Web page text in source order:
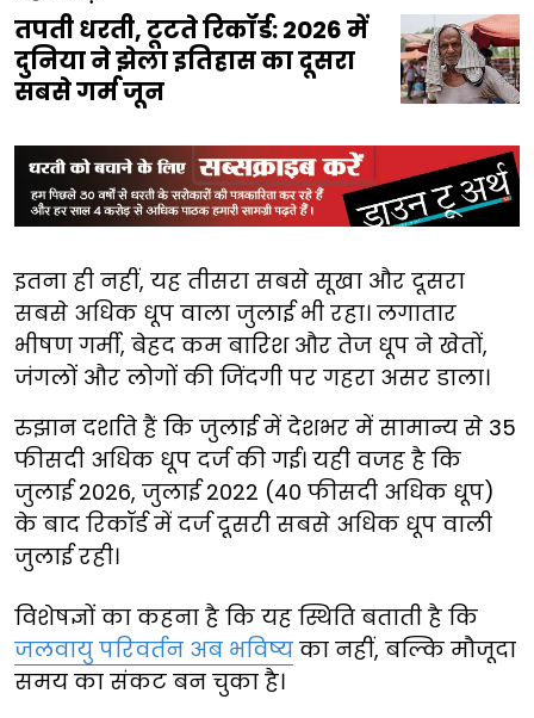
तपती धरती, टूटते रिकॉर्ड: 2026 में
दुनिया ने झेला इतिहास का दूसरा
सबसे गर्म जून
इतना ही नहीं, यह तीसरा सबसे सूखा और दूसरा
सबसे अधिक धूप वाला जुलाई भी रहा। लगातार
भीषण गर्मी, बेहद कम बारिश और तेज धूप ने खेतों,
जंगलों और लोगों की जिंदगी पर गहरा असर डाला।
रुझान दर्शाते हैं कि जुलाई में देशभर में सामान्य से 35
फीसदी अधिक धूप दर्ज की गई। यही वजह है कि
जुलाई 2026, जुलाई 2022 (40 फीसदी अधिक धूप)
के बाद रिकॉर्ड में दर्ज दूसरी सबसे अधिक धूप वाली
जुलाई रही।
विशेषज्ञों का कहना है कि यह स्थिति बताती है कि
जलवायु परिवर्तन अब भविष्य का नहीं, बल्कि मौजूदा
समय का संकट बन चुका है।